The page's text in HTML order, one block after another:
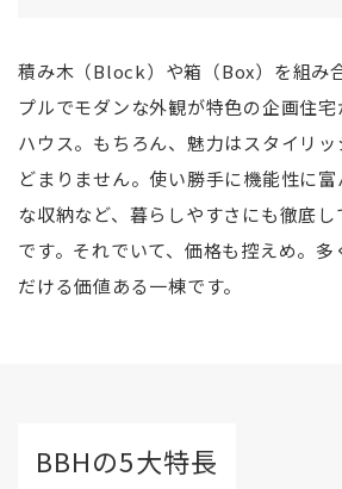
積み木（Block）や箱（Box）を組み
プルでモダンな外観が特色の企画住
ハウス。もちろん、魅力はスタイリ
どまりません。使い勝手に機能性に
な収納など、暮らしやすさにも徹底
です。それでいて、価格も控えめ。
だける価値ある一棟です。
BBHの5大特長